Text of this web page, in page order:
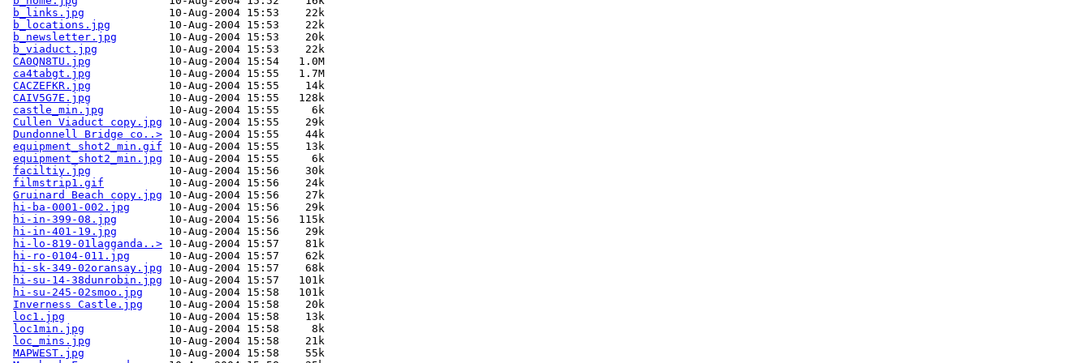
b_links.jpg
             10-Aug-2004 15:53    22k
b_locations.jpg
         10-Aug-2004 15:53    22k
b_newsletter.jpg
        10-Aug-2004 15:53    20k
b_viaduct.jpg
           10-Aug-2004 15:53    22k
CA0QN8TU.jpg
            10-Aug-2004 15:54   1.0M
ca4tabgt.jpg
            10-Aug-2004 15:55   1.7M
CACZEFKR.jpg
            10-Aug-2004 15:55    14k
CAIV5G7E.jpg
            10-Aug-2004 15:55   128k
castle_min.jpg
          10-Aug-2004 15:55     6k
Cullen Viaduct copy.jpg 10-Aug-2004 15:55    29k
Dundonnell Bridge co..> 10-Aug-2004 15:55    44k
equipment_shot2_min.gif 10-Aug-2004 15:55    13k
equipment_shot2_min.jpg 10-Aug-2004 15:55     6k
faciltiy.jpg
            10-Aug-2004 15:56    30k
filmstrip1.gif
          10-Aug-2004 15:56    24k
Gruinard Beach copy.jpg 10-Aug-2004 15:56    27k
hi-ba-0001-002.jpg
      10-Aug-2004 15:56    29k
hi-in-399-08.jpg
        10-Aug-2004 15:56   115k
hi-in-401-19.jpg
        10-Aug-2004 15:56    29k
hi-lo-819-01lagganda..> 10-Aug-2004 15:57    81k
hi-ro-0104-011.jpg
      10-Aug-2004 15:57    62k
hi-sk-349-02oransay.jpg 10-Aug-2004 15:57    68k
hi-su-14-38dunrobin.jpg 10-Aug-2004 15:57   101k
hi-su-245-02smoo.jpg
    10-Aug-2004 15:58   101k
Inverness Castle.jpg
    10-Aug-2004 15:58    20k
loc1.jpg
                10-Aug-2004 15:58    13k
loc1min.jpg
             10-Aug-2004 15:58     8k
loc_mins.jpg
            10-Aug-2004 15:58    21k
MAPWEST.jpg
             10-Aug-2004 15:58    55k